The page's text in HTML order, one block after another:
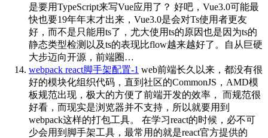
是要用TypeScript来写Vue应用了？ 好吧，Vue3.0可能最
快也要19年年末才出来，Vue3.0是会对Ts使用者更友
好，而不是只能用ts了，尤大使用ts的原因也是因为ts的
静态类型检测以及ts的表现比flow越来越好了。自从巨硬
大步迈向开源，前端圈…
webpack react脚手架配置-1 web前端长久以来，都没有很
好的模块化组织代码，直到社区的CommonJS，AMD模
板规范出现，极大的方便了前端开发的效率， 而规范很
好看，而现实是浏览器并不支持，所以就要用到
webpack这样的打包工具。 在学习react的时候，必不可
少会用到脚手架工具，最常用的就是react官方提供的